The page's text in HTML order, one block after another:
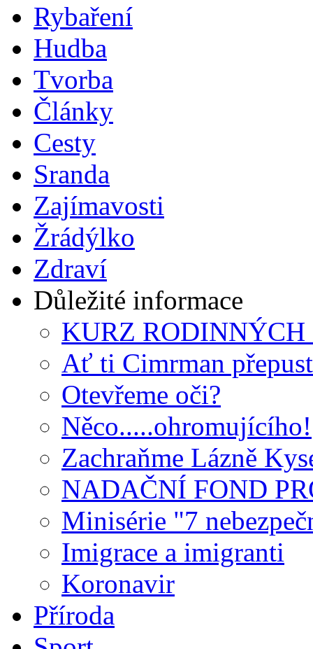
Rybaření
Hudba
Tvorba
Články
Cesty
Sranda
Zajímavosti
Žrádýlko
Zdraví
Důležité informace
KURZ
Ať ti Cimrman
Otevřeme oči?
Něco.....ohromujícího!
Zachraňme Lázně
NADAČNÍ FOND
Minisérie "7
Imigrace a imigranti
Koronavir
Příroda